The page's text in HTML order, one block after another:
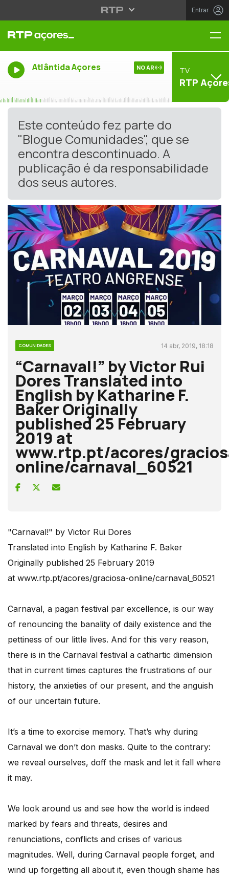
Entrar
Atlântida Açores NO AR TV
RTP
Este conteúdo fez parte do
"Blogue Comunidades", que se
encontra descontinuado. A
publicação é da responsabilidade
dos seus autores.
COMUNIDADES 14 abr, 2019, 18:18
“Carnaval!” by Victor Rui
Dores Translated into
English by Katharine F.
Baker Originally
published 25 February
2019 at
www.rtp.pt/acores/
online/carnaval_60521
"Carnaval!" by Victor Rui Dores
Translated into English by Katharine F. Baker
Originally published 25 February 2019
at www.rtp.pt/acores/graciosa-online/carnaval_60521
Carnaval, a pagan festival par excellence, is our way
of renouncing the banality of daily existence and the
pettiness of our little lives. And for this very reason,
there is in the Carnaval festival a cathartic dimension
that in current times captures the frustrations of our
history, the anxieties of our present, and the anguish
of our uncertain future.
It’s a time to exorcise memory. That’s why during
Carnaval we don’t don masks. Quite to the contrary:
we reveal ourselves, doff the mask and let it fall where
it may.
We look around us and see how the world is indeed
marked by fears and threats, desires and
renunciations, conflicts and crises of various
magnitudes. Well, during Carnaval people forget, and
wind up forgetting all about it, even though shame has